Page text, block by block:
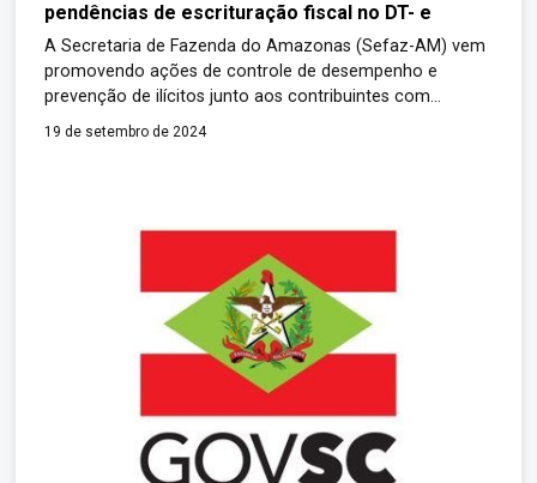
pendências de escrituração fiscal no DT- e
A Secretaria de Fazenda do Amazonas (Sefaz-AM) vem
promovendo ações de controle de desempenho e
prevenção de ilícitos junto aos contribuintes com
movimentação atípica e que entregam com omissão ou
19 de setembro de 2024